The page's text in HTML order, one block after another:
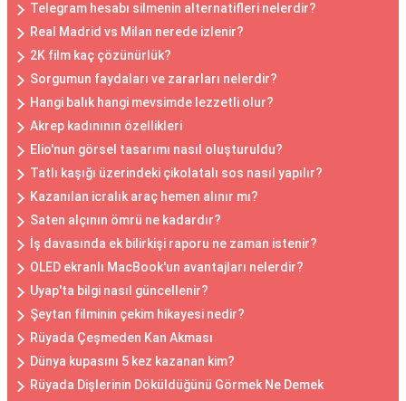
Telegram hesabı silmenin alternatifleri nelerdir?
Real Madrid vs Milan nerede izlenir?
2K film kaç çözünürlük?
Sorgumun faydaları ve zararları nelerdir?
Hangi balık hangi mevsimde lezzetli olur?
Akrep kadınının özellikleri
Elio'nun görsel tasarımı nasıl oluşturuldu?
Tatlı kaşığı üzerindeki çikolatalı sos nasıl yapılır?
Kazanılan icralık araç hemen alınır mı?
Saten alçının ömrü ne kadardır?
İş davasında ek bilirkişi raporu ne zaman istenir?
OLED ekranlı MacBook'un avantajları nelerdir?
Uyap'ta bilgi nasıl güncellenir?
Şeytan filminin çekim hikayesi nedir?
Rüyada Çeşmeden Kan Akması
Dünya kupasını 5 kez kazanan kim?
Rüyada Dişlerinin Döküldüğünü Görmek Ne Demek